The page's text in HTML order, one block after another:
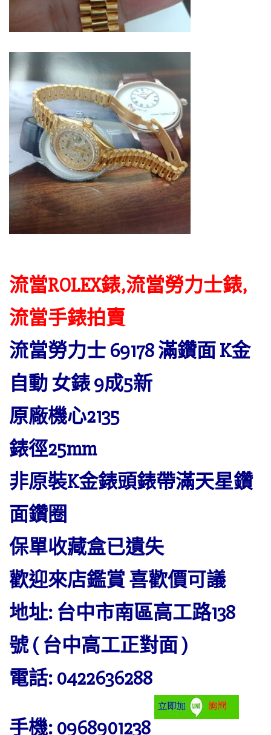
流當ROLEX錶,流當勞力士錶,
流當手錶拍賣
流當勞力士 69178 滿鑽面 K金
自動 女錶 9成5新
原廠機心2135
錶徑25mm
非原裝K金錶頭錶帶滿天星鑽
面鑽圈
保單收藏盒已遺失
歡迎來店鑑賞 喜歡價可議
地址: 台中市南區高工路138
號 ( 台中高工正對面 )
電話: 0422636288
手機: 0968901238